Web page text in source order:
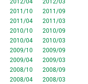
2011/10
2011/09
2011/04
2011/03
2010/10
2010/09
2010/04
2010/03
2009/10
2009/09
2009/04
2009/03
2008/10
2008/09
2008/04
2008/03